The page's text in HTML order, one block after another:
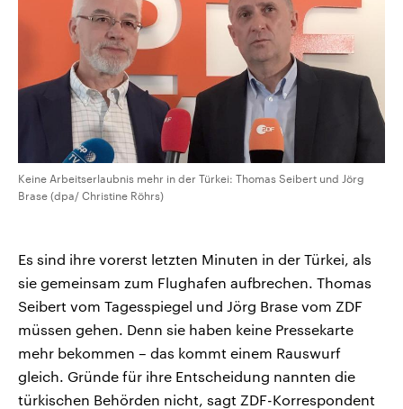
Keine Arbeitserlaubnis mehr in der Türkei: Thomas Seibert und Jörg
Brase (dpa/ Christine Röhrs)
Es sind ihre vorerst letzten Minuten in der Türkei, als
sie gemeinsam zum Flughafen aufbrechen. Thomas
Seibert vom Tagesspiegel und Jörg Brase vom ZDF
müssen gehen. Denn sie haben keine Pressekarte
mehr bekommen – das kommt einem Rauswurf
gleich. Gründe für ihre Entscheidung nannten die
türkischen Behörden nicht, sagt ZDF-Korrespondent